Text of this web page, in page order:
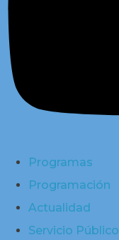
Programas
Programación
Actualidad
Servicio Público